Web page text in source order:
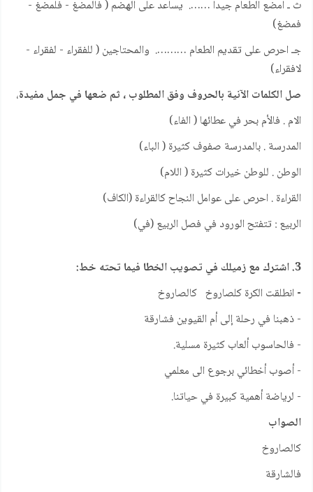
ث ـ امضع الطعام جيدا ……. يساعد على الهضم ( فالمضغ - فلمضغ -
فمضغ)
جـ احرص على تقديم الطعام ………. والمحتاجين ( للفقراء - لفقراء -
لافقراء)
صل الكلمات الآنية بالحروف وفق المطلوب ، ثم ضعها في جمل مفيدة،
الام . فالأم بحر في عطائها ( الفاء)
المدرسة . بالمدرسة صفوف كثيرة ( الباء)
الوطن . للوطن خيرات كثيرة ( اللام)
القراءة . احرص على عوامل النجاح كالقراءة (الكاف)
الربيع : تتفتح الورود في فصل الربيع (في)
3. اشترك مع زميلك في تصويب الخطا فيما تحته خط:
- انطلقت الكرة كلصاروخ كالصاروخ
- ذهبنا في رحلة إلى أم القيوين فشارقة
- فالحاسوب ألعاب كثيرة مسلية.
- أصوب أخطائي برجوع الى معلمي
- لرياضة أهمية كبيرة في حياتنا.
الصواب
كالصاروخ
فالشارقة